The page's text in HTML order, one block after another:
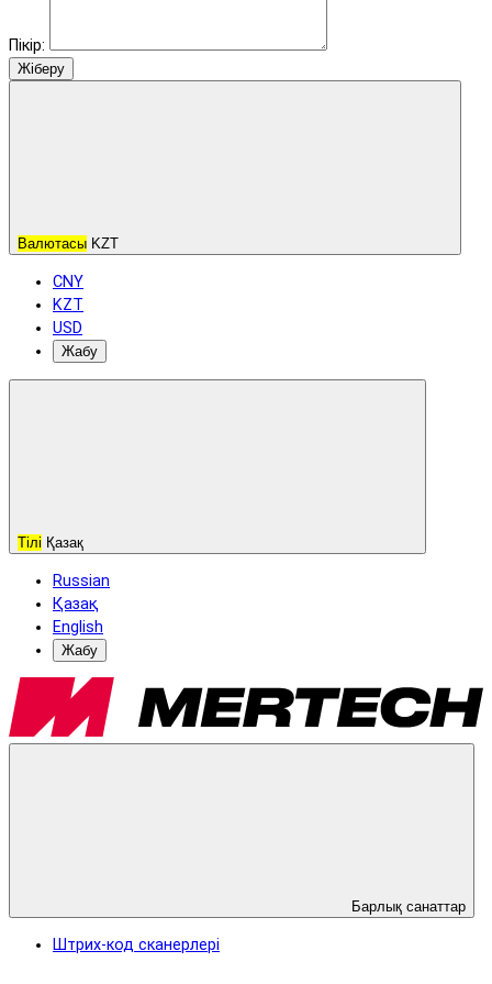
Пікір:
Жіберу
Валютасы KZT
CNY
KZT
USD
Жабу
Тілі Қазақ
Russian
Қазақ
English
Жабу
Барлық санаттар
Штрих-код сканерлері